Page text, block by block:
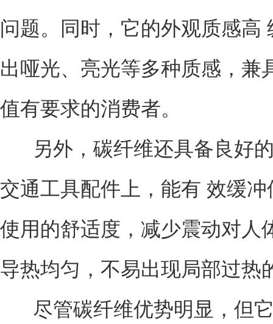
问题。同时，它的外观质感高
出哑光、亮光等多种质感，兼
值有要求的消费者。
另外，碳纤维还具备良好
交通工具配件上，能有 效缓
使用的舒适度，减少震动对人
导热均匀，不易出现局部过热
尽管碳纤维优势明显，但它